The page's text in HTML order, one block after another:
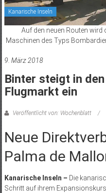
Kanarische Inseln
Auf den neuen Routen wird
Maschinen des Typs
9. März 2018
Binter steigt in
Flugmarkt ein
Veröffentlicht von: Wochenblatt
Neue
Palma de
Kanarische Inseln – Die
Schritt auf ihrem